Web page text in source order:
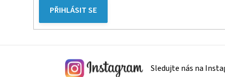
PŘIHLÁSIT SE
Sledujte nás na